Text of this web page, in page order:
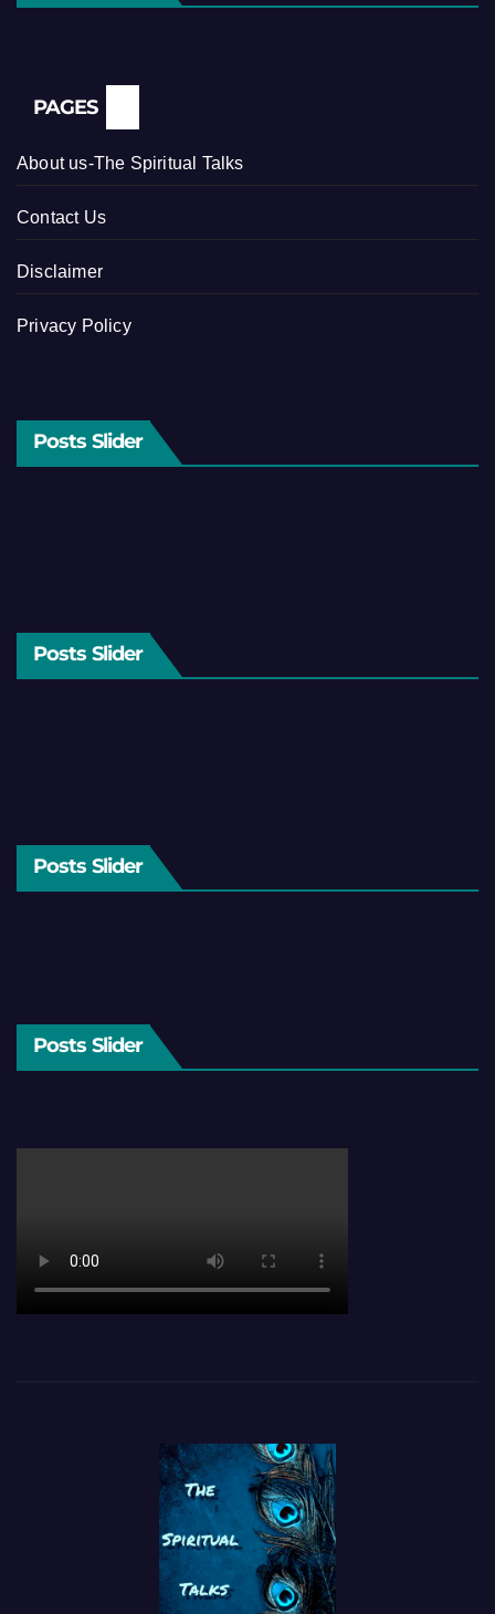
PAGES
About us-The Spiritual Talks
Contact Us
Disclaimer
Privacy Policy
Posts Slider
Posts Slider
Posts Slider
Posts Slider